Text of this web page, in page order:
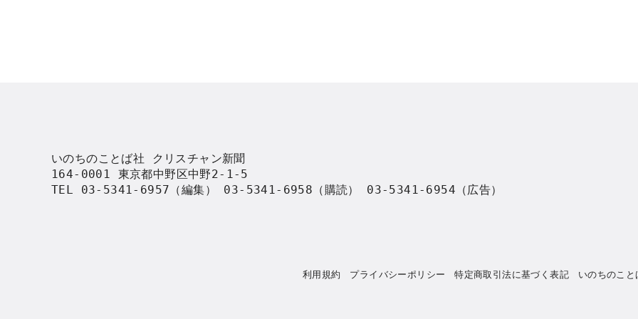
いのちのことば社 クリスチャン新聞
164-0001 東京都中野区中野2-1-5
TEL 03-5341-6957（編集） 03-5341-6958（購読） 03-5341-6954（広告）
利用規約 プライバシーポリシー 特定商取引法に基づく表記 いのちのこと